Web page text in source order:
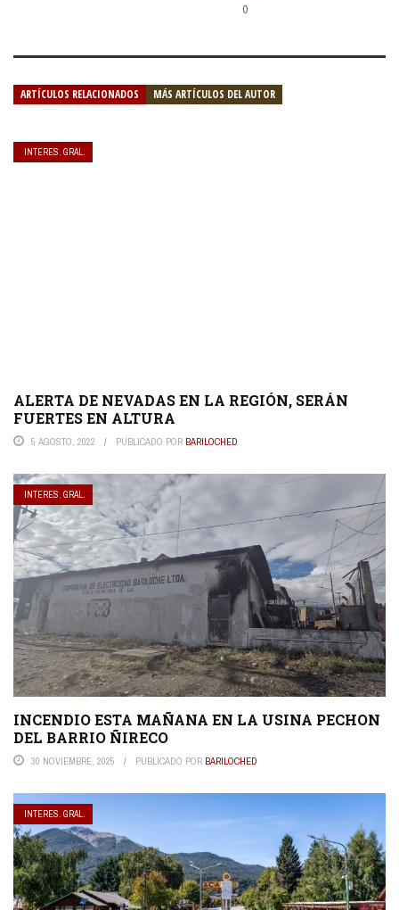
0
ARTÍCULOS RELACIONADOS MÁS ARTÍCULOS DEL AUTOR
INTERES. GRAL.
ALERTA DE NEVADAS EN LA REGIÓN, SERÁN
FUERTES EN ALTURA
5 AGOSTO, 2022 PUBLICADO POR BARILOCHED
INTERES. GRAL.
INCENDIO ESTA MAÑANA EN LA USINA PECHON
DEL BARRIO ÑIRECO
30 NOVIEMBRE, 2025 PUBLICADO POR BARILOCHED
INTERES. GRAL.